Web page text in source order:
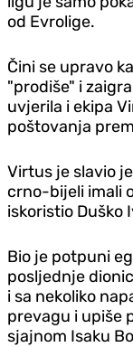
od Evrolige.
Čini se upravo
"prodiše" i
uvjerila i ekipa
poštovanja
Virtus je slavio
crno-bijeli imali
iskoristio Duško
Bio je potpuni
posljednje
i sa nekoliko
prevagu i upiše
sjajnom Isaku